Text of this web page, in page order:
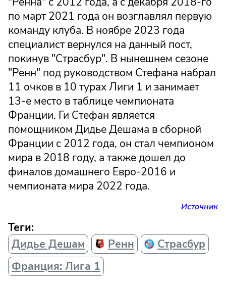
по март 2021 года он возглавлял первую
команду клуба. В ноябре 2023 года
специалист вернулся на данный пост,
покинув "Страсбур". В нынешнем сезоне
"Ренн" под руководством Стефана набрал
11 очков в 10 турах Лиги 1 и занимает
13-е место в таблице чемпионата
Франции. Ги Стефан является
помощником Дидье Дешама в сборной
Франции с 2012 года, он стал чемпионом
мира в 2018 году, а также дошел до
финалов домашнего Евро-2016 и
чемпионата мира 2022 года.
Источник
Теги:
Дидье Дешам
Ренн
Страсбур
Франция: Лига 1